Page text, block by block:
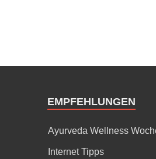
EMPFEHLUNGEN
Ayurveda Wellness
Internet Tipps